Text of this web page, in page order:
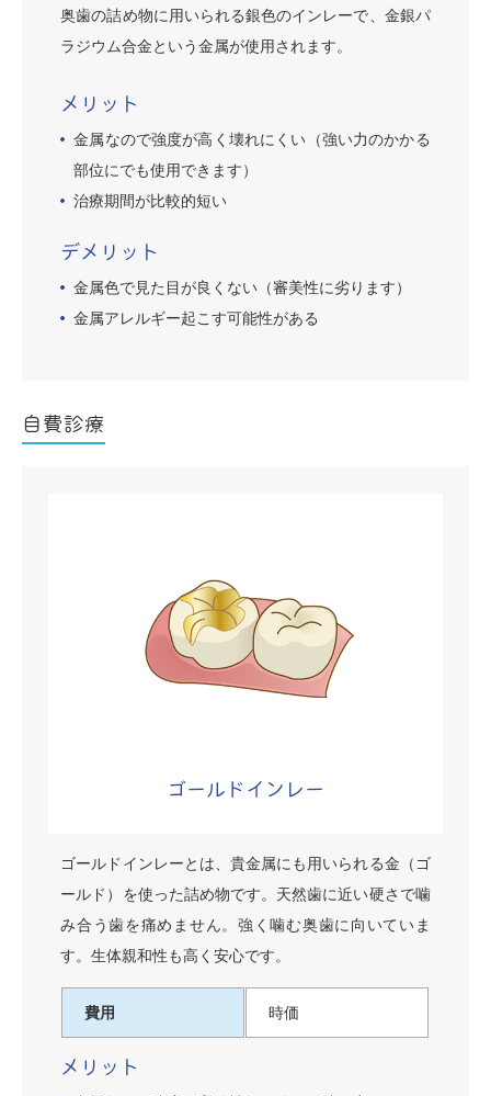
奥歯の詰め物に用いられる銀色のインレーで、金銀パ
ラジウム合金という金属が使用されます。
メリット
金属なので強度が高く壊れにくい（強い力のかかる
部位にでも使用できます）
治療期間が比較的短い
デメリット
金属色で見た目が良くない（審美性に劣ります）
金属アレルギー起こす可能性がある
自費診療
ゴールドインレー
ゴールドインレーとは、貴金属にも用いられる金（ゴ
ールド）を使った詰め物です。天然歯に近い硬さで噛
み合う歯を痛めません。強く噛む奥歯に向いていま
す。生体親和性も高く安心です。
費用 時価
メリット